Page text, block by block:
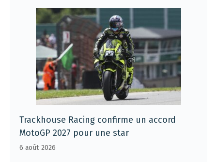
Trackhouse Racing confirme un accord
MotoGP 2027 pour une star
6 août 2026